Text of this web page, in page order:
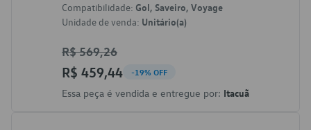
Compatibilidade: Gol, Saveiro, Voyage
Unidade de venda: Unitário(a)
R$ 569,26
R$ 459,44 -19% OFF
Essa peça é vendida e entregue por: Itacuã